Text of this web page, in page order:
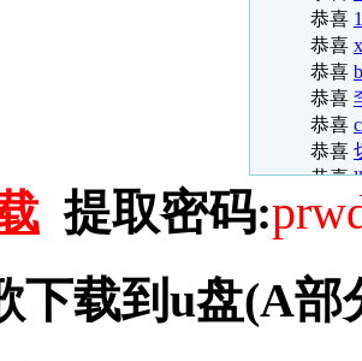
恭喜
恭喜
恭喜
恭喜
恭喜
恭喜
恭喜
恭喜
恭喜
恭喜
恭喜
提取密码:
下载到u盘(A部